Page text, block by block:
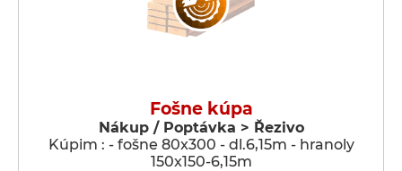
Fošne kúpa
Nákup / Poptávka > Řezivo
Kúpim : - fošne 80x300 - dl.6,15m - hranoly
150x150-6,15m